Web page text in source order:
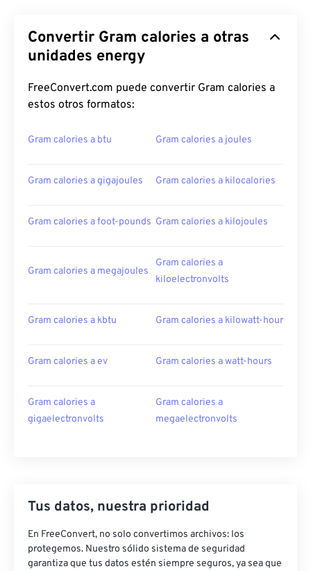
Convertir Gram calories a otras
unidades energy
FreeConvert.com puede convertir Gram calories a
estos otros formatos:
Gram calories a btu Gram calories a joules
Gram calories a gigajoules Gram calories a kilocalories
Gram calories a foot-pounds Gram calories a kilojoules
Gram calories a megajoules
Gram calories a
kiloelectronvolts
Gram calories a kbtu Gram calories a kilowatt-hour
Gram calories a ev Gram calories a watt-hours
Gram calories a
gigaelectronvolts
Gram calories a
megaelectronvolts
Tus datos, nuestra prioridad
En FreeConvert, no solo convertimos archivos: los
protegemos. Nuestro sólido sistema de seguridad
garantiza que tus datos estén siempre seguros, ya sea que